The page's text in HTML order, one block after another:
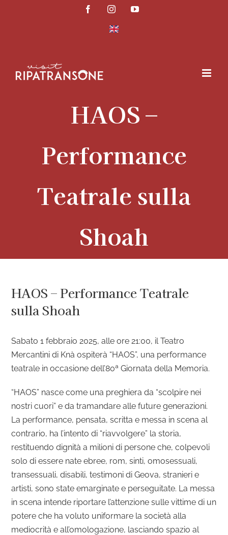
FacebookInstagramYouTube
HAOS –
Performance
Teatrale sulla
Shoah
HAOS – Performance Teatrale
sulla Shoah
Sabato 1 febbraio 2025, alle ore 21:00, il Teatro
Mercantini di Knà ospiterà “HAOS”, una performance
teatrale in occasione dell’80ª Giornata della Memoria.
“HAOS” nasce come una preghiera da “scolpire nei
nostri cuori” e da tramandare alle future generazioni.
La performance, pensata, scritta e messa in scena al
contrario, ha l’intento di “riavvolgere” la storia,
restituendo dignità a milioni di persone che, colpevoli
solo di essere nate ebree, rom, sinti, omosessuali,
transessuali, disabili, testimoni di Geova, stranieri e
artisti, sono state emarginate e perseguitate. La messa
in scena intende riportare l’attenzione sulle vittime di un
potere che ha voluto uniformare la società alla
mediocrità e all’omologazione, lasciando spazio al